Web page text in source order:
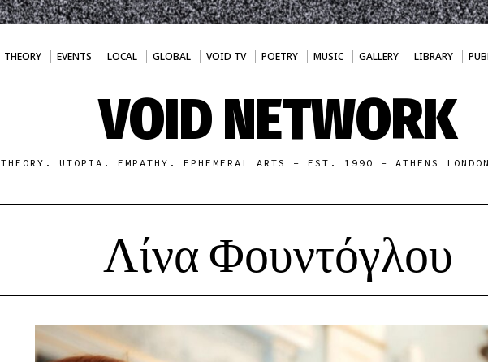
THEORY EVENTS LOCAL GLOBAL VOID TV POETRY MUSIC GALLERY LIBRARY
VOID NETWORK
THEORY. UTOPIA. EMPATHY. EPHEMERAL ARTS - EST. 1990 - ATHENS LONDON
Λίνα Φουντόγλου